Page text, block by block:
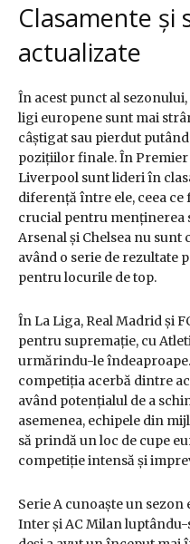
Clasamente și
actualizate
În acest punct al
ligi europene sunt mai
câștigat sau pierdut
pozițiilor finale. În Premier
Liverpool sunt lideri în
diferență între ele, ceea ce
crucial pentru menținerea
Arsenal și Chelsea nu
având o serie de rezultate
pentru locurile de top.
În La Liga, Real Madrid și
pentru supremație, cu
urmărindu-le
competiția acerbă dintre
având potențialul de a
asemenea, echipele din
să prindă un loc de cupe
competiție intensă și
Serie A cunoaște un
Inter și AC Milan